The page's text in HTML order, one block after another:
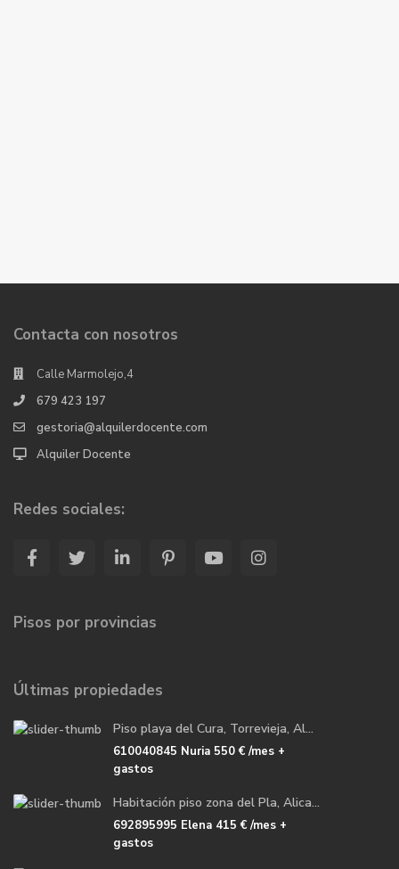
Contacta con nosotros
Calle Marmolejo,4
679 423 197
gestoria@alquilerdocente.com
Alquiler Docente
Redes sociales:
Pisos por provincias
Últimas propiedades
Piso playa del Cura, Torrevieja, Al...
610040845 Nuria 550 €/mes +
gastos
Habitación piso zona del Pla, Alica...
692895995 Elena 415 €/mes +
gastos